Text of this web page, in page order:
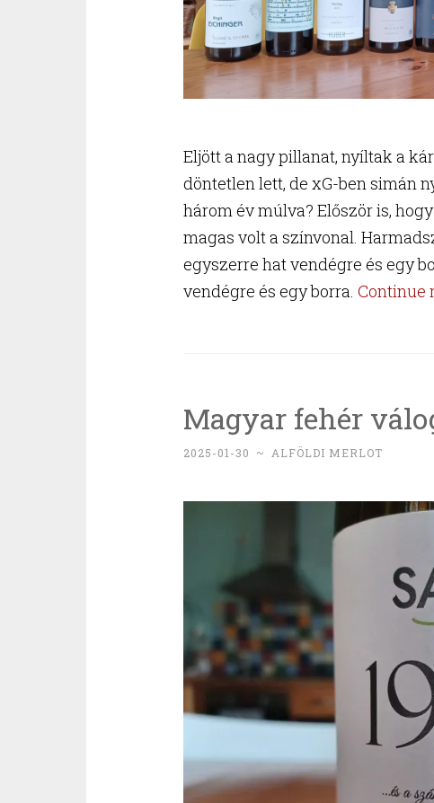
Eljött a nagy pillanat, nyíltak a
döntetlen lett, de xG-ben simán
három év múlva? Először is,
magas volt a színvonal.
egyszerre hat vendégre és egy
vendégre és egy borra. Continue
Magyar fehér
2025-01-30 ~ ALFÖLDI MERLOT